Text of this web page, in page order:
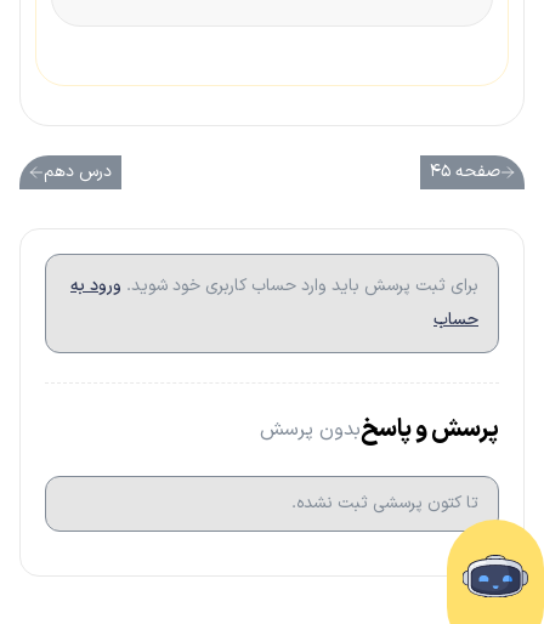
صفحه ۴۵ درس دهم
برای ثبت پرسش باید وارد حساب کاربری خود شوید. ورود به
حساب
پرسش و پاسخبدون پرسش
تا کتون پرسشی ثبت نشده.